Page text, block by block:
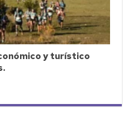
y turístico